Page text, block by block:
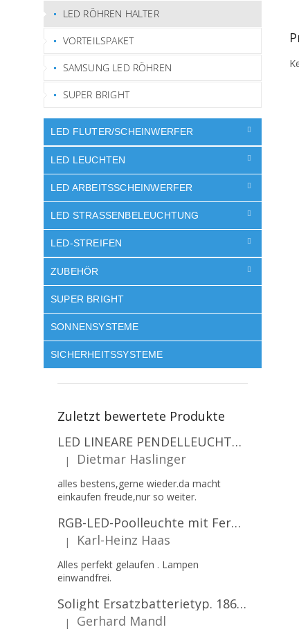
LED RÖHREN HALTER
VORTEILSPAKET
SAMSUNG LED RÖHREN
SUPER BRIGHT
LED FLUTER/SCHEINWERFER
LED LEUCHTEN
LED ARBEITSSCHEINWERFER
LED STRASSENBELEUCHTUNG
LED-STREIFEN
ZUBEHÖR
SUPER BRIGHT
SONNENSYSTEME
SICHERHEITSSYSTEME
Zuletzt bewertete Produkte
LED LINEARE PENDELLEUCHTE EXECULINE 120CM, 30W, 3750LM, 96°, 4000K, IP20, WEISS [207806]
Die Produktbewertung beträgt 5 von 5 Sternen.
| Dietmar Haslinger
alles bestens,gerne wieder.da macht
einkaufen freude,nur so weiter.
RGB-LED-Poolleuchte mit Fernbedienung, 12W, 1260lm, PAR56, 12V, 1+1 gratis!
Die Produktbewertung beträgt 5 von 5 Sternen.
| Karl-Heinz Haas
Alles perfekt gelaufen . Lampen
einwandfrei.
Solight Ersatzbatterietyp. 18650, 3,7 V, Li-Ion, 2200 mAh [WN900]
Die Produktbewertung beträgt 5 von 5 Sternen.
| Gerhard Mandl